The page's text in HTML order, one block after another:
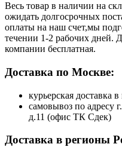
Весь товар в наличии на
ожидать долгосрочных
оплаты на наш счет,мы
течении 1-2 рабочих дней.
компании бесплатная.
Доставка по Москве:
курьерская
самовывоз по адресу
д.11 (офис ТК Сдек)
Доставка в регионы